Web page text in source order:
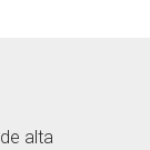
alta